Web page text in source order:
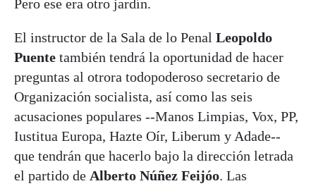
Pero ese era otro jardín.
El instructor de la Sala de lo Penal Leopoldo
Puente también tendrá la oportunidad de hacer
preguntas al otrora todopoderoso secretario de
Organización socialista, así como las seis
acusaciones populares --Manos Limpias, Vox, PP,
Iustitua Europa, Hazte Oír, Liberum y Adade--
que tendrán que hacerlo bajo la dirección letrada
el partido de Alberto Núñez Feijóo. Las